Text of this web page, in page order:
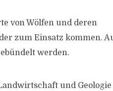
von Wölfen und deren
zum Einsatz kommen.
werden.
und